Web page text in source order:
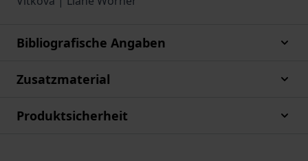
Bibliografische Angaben
Zusatzmaterial
Produktsicherheit